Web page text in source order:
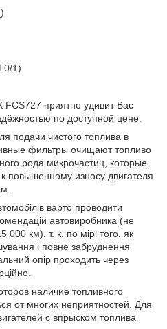
1)
приятно удивит Вас
по доступной цене.
подачи чистого топлива в
фильтры очищают топливо
рода микрочастиц, которые
повышенному износу двигателя
варто проводити
автовиробника (не
000 км), т. к. по мірі того, як
і повне забруднення
опір проходить через
наличие топливного
от многих неприятностей. Для
с впрыском топлива